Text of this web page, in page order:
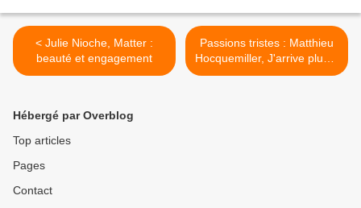
< Julie Nioche, Matter :
beauté et engagement
Passions tristes : Matthieu
Hocquemiller, J'arrive plus à
mourir >
Hébergé par Overblog
Top articles
Pages
Contact